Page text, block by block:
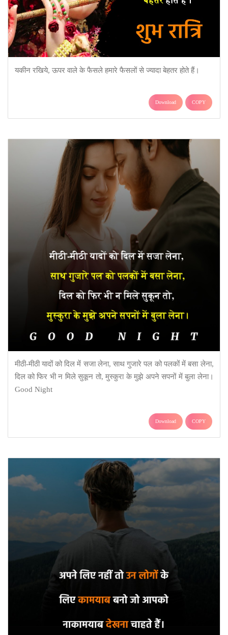
यकीन रखिये, ऊपर वाले के फैसले हमारे फैसलों से ज्यादा बेहतर होते हैं।
Download COPY
मीठी-मीठी यादों को दिल में सजा लेना, साथ गुजारे पल को पलकों में बसा लेना,
दिल को फिर भी न मिले सुकून तो, मुस्कुरा के मुझे अपने सपनों में बुला लेना।
Good Night
Download COPY